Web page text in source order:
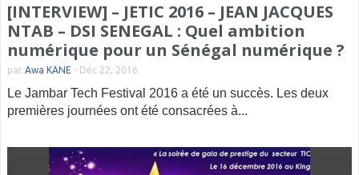
[INTERVIEW] – JETIC 2016 – JEAN JACQUES
NTAB – DSI SENEGAL : Quel ambition
numérique pour un Sénégal numérique ?
par Awa KANE - Déc 22, 2016
Le Jambar Tech Festival 2016 a été un succès. Les deux
premières journées ont été consacrées à...